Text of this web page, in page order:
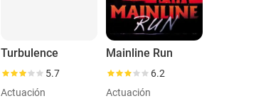
Turbulence
5.7
Actuación
Mainline Run
6.2
Actuación